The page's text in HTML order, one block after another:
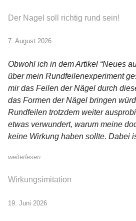
Der Nagel soll richtig rund sein!
7. August 2026
Obwohl ich in dem Artikel “Neues
über mein Rundfeilenexperiment
mir das Feilen der Nägel durch
das Formen der Nägel bringen
Rundfeilen trotzdem weiter
etwas verwundert, warum meine
keine Wirkung haben sollte. Dabei
weiterlesen...
Wirkungsimitation
19. Juni 2026